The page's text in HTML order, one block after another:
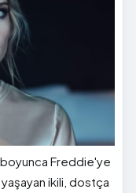
Freddie'ye
ikili, dostça